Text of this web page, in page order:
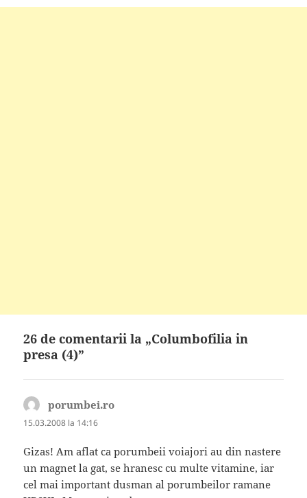
26 de comentarii la „Columbofilia in
presa (4)”
porumbei.ro
15.03.2008 la 14:16
Gizas! Am aflat ca porumbeii voiajori au din nastere
un magnet la gat, se hranesc cu multe vitamine, iar
cel mai important dusman al porumbeilor ramane